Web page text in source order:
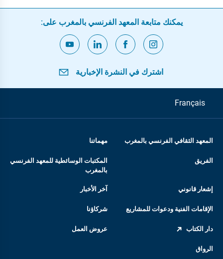
يمكنك متابعة المعهد الفرنسي بالمغرب على:
اشترك في النشرة الإخبارية
Français
المعهد الثقافي الفرنسي بالمغرب مهماتنا
الفريق
المكتبات الوسائطية للمعهد الفرنسي
بالمغرب
إشعار قانوني آخر الأخبار
الإقامات الفنية ودعوات للمشاريع شركاؤنا
دار الكتاب عروض العمل
الرواق